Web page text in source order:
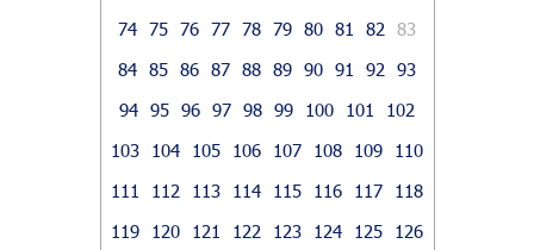
74 75 76 77 78 79 80 81 82
83
84 85 86 87 88 89 90 91 92
93
94 95 96 97 98 99 100 101
102
103
104 105 106 107 108 109
110
111
112 113 114 115 116 117
118
119
120 121 122 123 124 125
126